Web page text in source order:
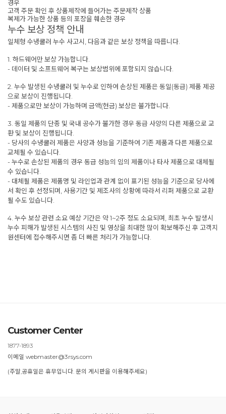
경우
고객 주문 확인 후 상품제작에 들어가는 주문제작 상품
복제가 가능한 상품 등의 포장을 훼손한 경우
누수 보상 정책 안내
일체형 수냉쿨러 누수 사고시, 다음과 같은 보상 정책을 따릅니다.
1. 하드웨어만 보상 가능합니다.
- 데이터 및 소프트웨어 복구는 보상범위에 포함되지 않습니다.
2. 누수 발생된 수냉쿨러 및 누수로 인하여 손상된 제품은 동일(동급) 제품 제공
으로 보상이 진행됩니다.
- 제품으로만 보상이 가능하며 금액(현금) 보상은 불가합니다.
3. 동일 제품의 단종 및 국내 공수가 불가한 경우 동급 사양의 다른 제품으로 교
환 및 보상이 진행됩니다.
- 당사의 수냉쿨러 제품은 사양과 성능을 기준하여 기존 제품과 다른 제품으로
교체될 수 있습니다.
- 누수로 손상된 제품의 경우 동급 성능의 임의 제품이나 타사 제품으로 대체될
수 있습니다.
- 대체될 제품은 제품명 및 라인업과 관계 없이 표기된 성능을 기준으로 당사에
서 확인 후 선정되며, 사용기간 및 제조사의 상황에 따라서 리퍼 제품으로 교환
될 수도 있습니다.
4. 누수 보상 관련 소요 예상 기간은 약 1~2주 정도 소요되며, 최초 누수 발생시
누수 피해가 발생된 시스템의 사진 및 영상을 최대한 많이 확보해주신 후 고객지
원센터에 접수해주시면 좀 더 빠른 처리가 가능합니다.
Customer Center
1877-1893
이메일 webmaster@3rsys.com
(주말,공휴일은 휴무입니다. 문의 게시판을 이용해주세요)